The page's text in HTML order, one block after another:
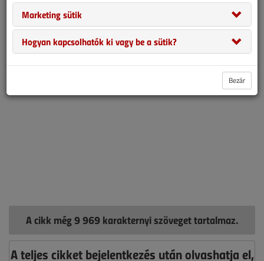
problémára a mai napig nincs megoldás. Sőt, a hibáért való
felelősség megállapítása is lehetetlen feladatnak tűnik.
A cikk még 9 969 karakternyi szöveget tartalmaz.
A teljes cikket bejelentkezés után olvashatja el,
Marketing sütik
Hogyan kapcsolhatók ki vagy be a sütik?
Bezár